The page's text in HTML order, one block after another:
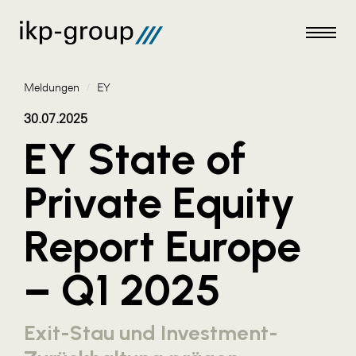
Meldungen
AKTUELLES
ACO
ALEX Krems
Amazon Web Services
Meldungen / EY
30.07.2025
EY State of
Private Equity
Report Europe
– Q1 2025
Exit-Stau und Investment-